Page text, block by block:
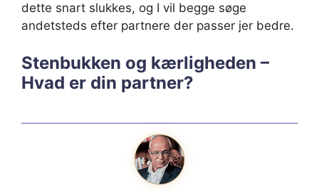
dette snart slukkes, og I vil begge søge
andetsteds efter partnere der passer jer bedre.
Stenbukken og kærligheden –
Hvad er din partner?